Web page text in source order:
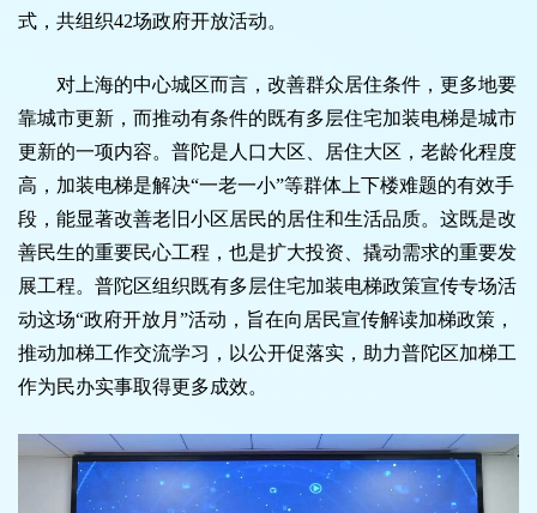
式，共组织42场政府开放活动。
对上海的中心城区而言，改善群众居住条件，更多地要
靠城市更新，而推动有条件的既有多层住宅加装电梯是城市
更新的一项内容。普陀是人口大区、居住大区，老龄化程度
高，加装电梯是解决“一老一小”等群体上下楼难题的有效手
段，能显著改善老旧小区居民的居住和生活品质。这既是改
善民生的重要民心工程，也是扩大投资、撬动需求的重要发
展工程。普陀区组织既有多层住宅加装电梯政策宣传专场活
动这场“政府开放月”活动，旨在向居民宣传解读加梯政策，
推动加梯工作交流学习，以公开促落实，助力普陀区加梯工
作为民办实事取得更多成效。